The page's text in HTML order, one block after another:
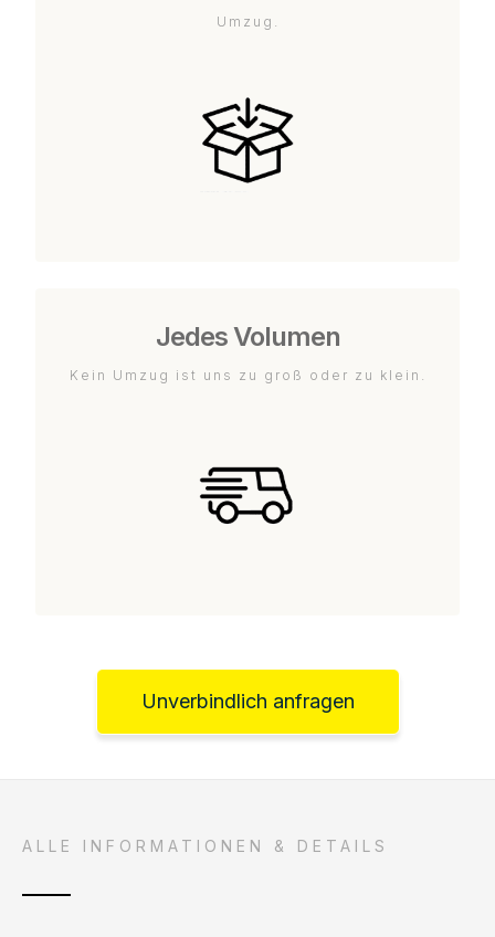
Umzug.
Jedes Volumen
Kein Umzug ist uns zu groß oder zu klein.
Unverbindlich anfragen
ALLE INFORMATIONEN & DETAILS